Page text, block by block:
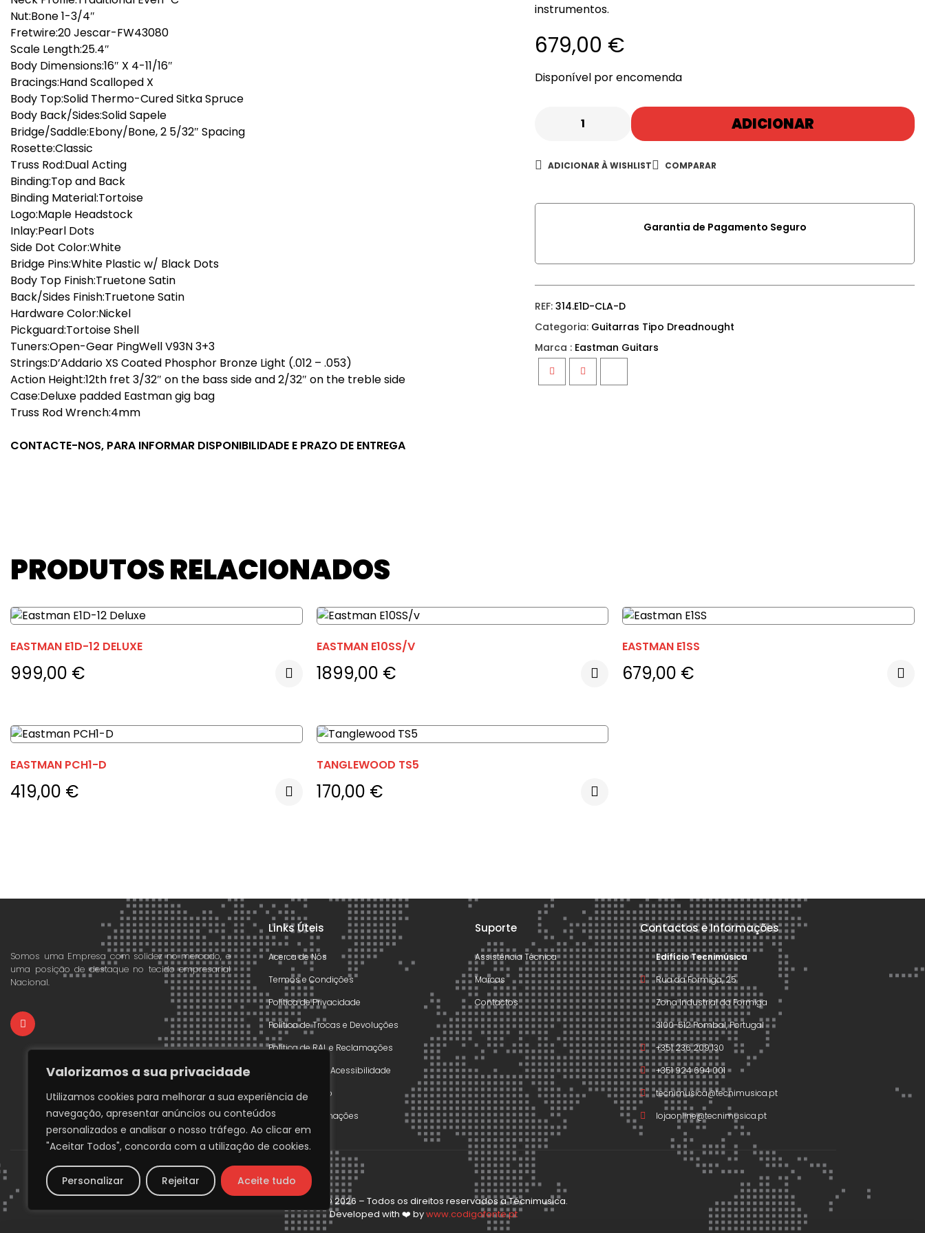
Valorizamos a sua privacidade
Utilizamos cookies para melhorar a sua experiência de
navegação, apresentar anúncios ou conteúdos
personalizados e analisar o nosso tráfego. Ao clicar em
"Aceitar Todos", concorda com a utilização de cookies.
Personalizar Rejeitar Aceite tudo
instrumentos.
679,00 €
Disponível por encomenda
ADICIONAR
ADICIONAR À WISHLIST COMPARAR
Garantia de Pagamento Seguro
REF:314.E1D-CLA-D
Categoria: Guitarras Tipo Dreadnought
Marca : Eastman Guitars
FacebookTwitterGoogle+
Nut:Bone 1-3/4″
Fretwire:20 Jescar-FW43080
Scale Length:25.4″
Body Dimensions:16″ X 4-11/16″
Bracings:Hand Scalloped X
Body Top:Solid Thermo-Cured Sitka Spruce
Body Back/Sides:Solid Sapele
Bridge/Saddle:Ebony/Bone, 2 5/32″ Spacing
Rosette:Classic
Truss Rod:Dual Acting
Binding:Top and Back
Binding Material:Tortoise
Logo:Maple Headstock
Inlay:Pearl Dots
Side Dot Color:White
Bridge Pins:White Plastic w/ Black Dots
Body Top Finish:Truetone Satin
Back/Sides Finish:Truetone Satin
Hardware Color:Nickel
Pickguard:Tortoise Shell
Tuners:Open-Gear PingWell V93N 3+3
Strings:D’Addario XS Coated Phosphor Bronze Light (.012 – .053)
Action Height:12th fret 3/32″ on the bass side and 2/32″ on the treble side
Case:Deluxe padded Eastman gig bag
Truss Rod Wrench:4mm
CONTACTE-NOS, PARA INFORMAR DISPONIBILIDADE E PRAZO DE ENTREGA
PRODUTOS RELACIONADOS
EASTMAN E1D-12 DELUXE
999,00 €
EASTMAN E10SS/V
1899,00 €
EASTMAN E1SS
679,00 €
EASTMAN PCH1-D
419,00 €
TANGLEWOOD TS5
170,00 €
Somos uma Empresa com solidez no mercado, e
uma posição de destaque no tecido empresarial
Nacional.
Links Úteis
Acerca de Nós
Termos e Condições
Política de Privacidade
Política de Trocas e Devoluções
Política de RAL e Reclamações
Declaração de Acessibilidade
Livre Resolução
Livro de Reclamações
Suporte
Assistência Técnica
Marcas
Contactos
Contactos e Informações
Edifício Tecnimúsica
Rua da Formiga, 25
Zona Industrial da Formiga
3100-512 Pombal, Portugal
+351 236 209 130
+351 924 694 001
tecnimusica@tecnimusica.pt
lojaonline@tecnimusica.pt
Copyright © 2026 – Todos os direitos reservados a Técnimusica.
Developed with ❤️ bywww.codigofonte.pt